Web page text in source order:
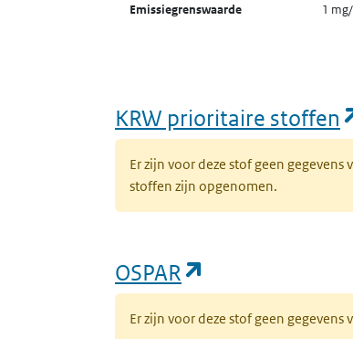
Emissiegrenswaarde 1
KRW prioritaire stoffen
Er zijn voor deze stof geen
stoffen zijn opgenomen.
OSPAR
Er zijn voor deze stof geen